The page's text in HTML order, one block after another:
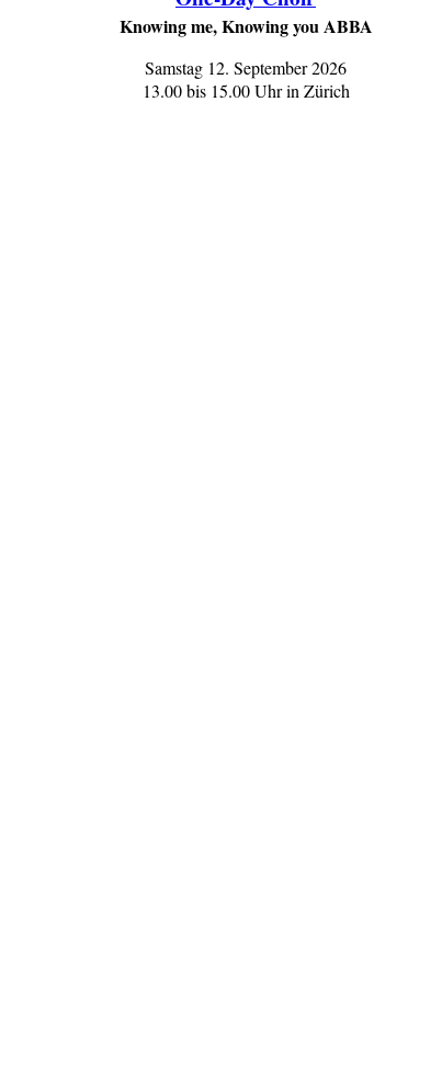
Knowing me, Knowing you ABBA
Samstag 12. September 2026
13.00 bis 15.00 Uhr in Zürich